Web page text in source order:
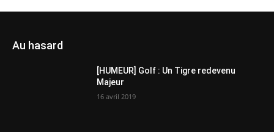
Au hasard
[HUMEUR] Golf : Un Tigre redevenu
Majeur
16 avril 2019